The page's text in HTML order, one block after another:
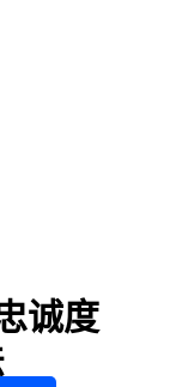
j9
诚度